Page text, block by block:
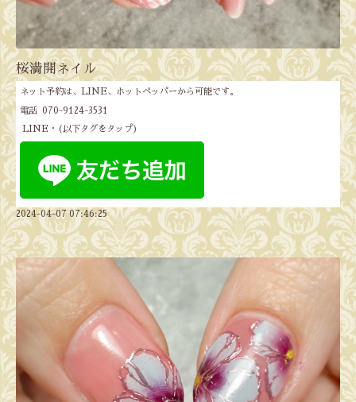
桜満開ネイル
ネット予約は、LINE、ホットペッパーから可能です。
電話 070-9124-3531
LINE・(以下タグをタップ)
2024-04-07 07:46:25